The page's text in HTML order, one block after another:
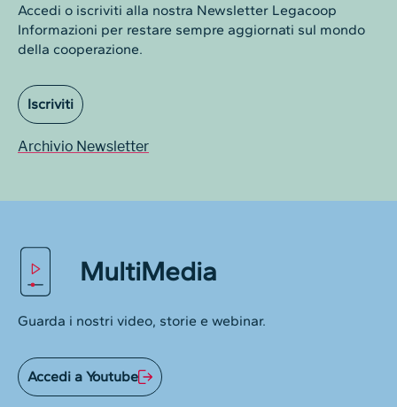
Accedi o iscriviti alla nostra Newsletter Legacoop
Informazioni per restare sempre aggiornati sul mondo
della cooperazione.
Iscriviti
Archivio Newsletter
MultiMedia
Guarda i nostri video, storie e webinar.
Accedi a Youtube